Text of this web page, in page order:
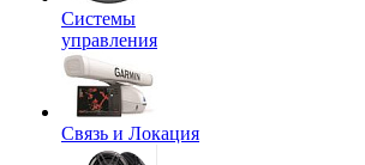
Системы
управления
Связь и Локация